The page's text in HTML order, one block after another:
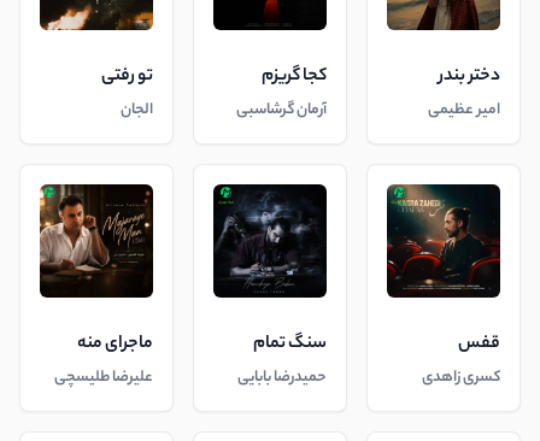
دختر بندر
امیر عظیمی
کجا گریزم
آرمان گرشاسبی
تو رفتی
الجان
قفس
کسری زاهدی
سنگ تمام
حمیدرضا بابایی
ماجرای منه
علیرضا طلیسچی